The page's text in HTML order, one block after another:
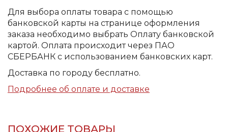
Для выбора оплаты товара с помощью
банковской карты на странице оформления
заказа необходимо выбрать Оплату банковской
картой. Оплата происходит через ПАО
СБЕРБАНК с использованием банковских карт.
Доставка по городу бесплатно.
Подробнее об оплате и доставке
ПОХОЖИЕ ТОВАРЫ